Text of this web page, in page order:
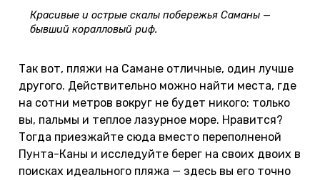
Красивые и острые скалы побережья Саманы —
бывший коралловый риф.
Так вот, пляжи на Самане отличные, один лучше
другого. Действительно можно найти места, где
на сотни метров вокруг не будет никого: только
вы, пальмы и теплое лазурное море. Нравится?
Тогда приезжайте сюда вместо переполненой
Пунта-Каны и исследуйте берег на своих двоих в
поисках идеального пляжа — здесь вы его точно